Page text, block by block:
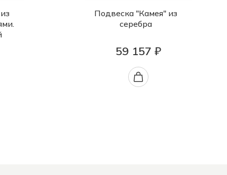
Подвеска "Камея" из
серебра
59 157 ₽